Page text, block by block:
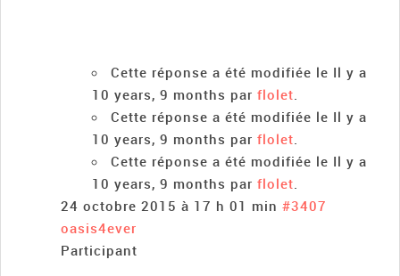
Cette réponse a été modifiée le Il y a
10 years, 9 months parflolet.
Cette réponse a été modifiée le Il y a
10 years, 9 months parflolet.
Cette réponse a été modifiée le Il y a
10 years, 9 months parflolet.
24 octobre 2015 à 17 h 01 min #3407
oasis4ever
Participant